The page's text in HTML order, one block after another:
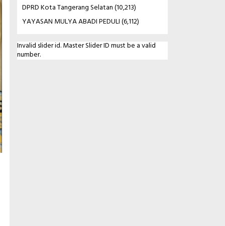
DPRD Kota Tangerang Selatan(10,213)
YAYASAN MULYA ABADI PEDULI(6,112)
Invalid slider id. Master Slider ID must be a valid
number.